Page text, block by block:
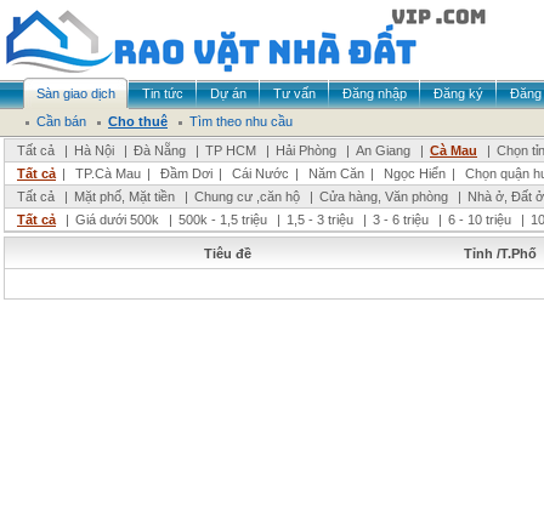
Sàn giao dịch Tin tức Dự án Tư vấn Đăng nhập Đăng ký
Đăng
Cần bán
Cho thuê
Tìm theo nhu cầu
Tất cả
| Hà Nội | Đà Nẵng | TP HCM | Hải Phòng | An Giang | Cà Mau | Chọn
Tất cả | TP.Cà Mau | Đầm Dơi | Cái Nước | Năm Căn | Ngọc Hiển |
Chọn quận
Tất cả
| Mặt phố, Mặt tiền | Chung cư ,căn hộ | Cửa hàng, Văn phòng | Nhà ở, Đất ở
Tất cả
| Giá dưới 500k | 500k - 1,5 triệu | 1,5 - 3 triệu | 3 - 6 triệu | 6 - 10 triệu |
Tiêu đề Tỉnh /T.Phố